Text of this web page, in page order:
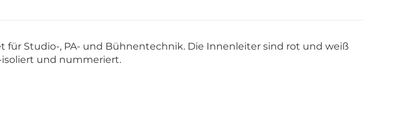
Studio-, PA- und Bühnentechnik. Die Innenleiter sind rot und weiß
isoliert und nummeriert.